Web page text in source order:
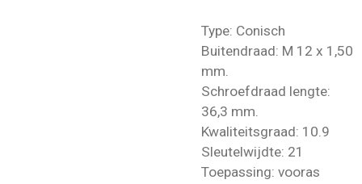
Type: Conisch
Buitendraad: M 12 x 1,50
mm.
Schroefdraad lengte:
36,3 mm.
Kwaliteitsgraad: 10.9
Sleutelwijdte: 21
Toepassing: vooras